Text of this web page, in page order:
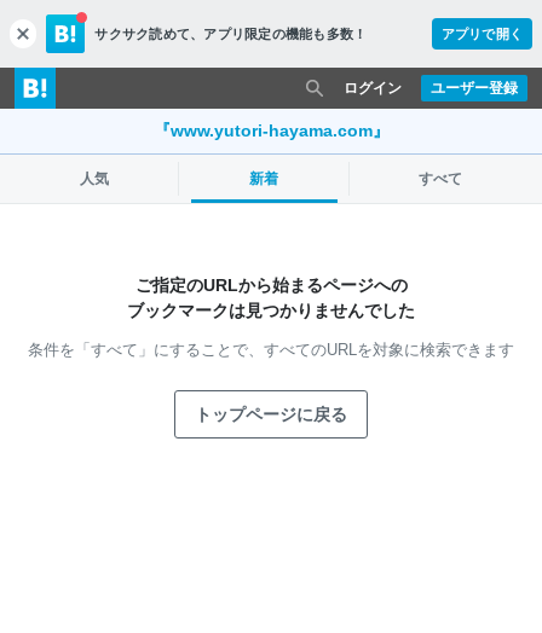
c
l
o
s
サクサク読めて、 アプリ限定の機能も多数！ アプリで開く
ユーザー登録
ログイン
『www.yutori-hayama.com』
人気 新着 すべて
ご指定のURLから始まるページへの
ブックマークは見つかりませんでした
条件を「すべて」にすることで、 すべてのURLを対象に検索できます
トップページに戻る